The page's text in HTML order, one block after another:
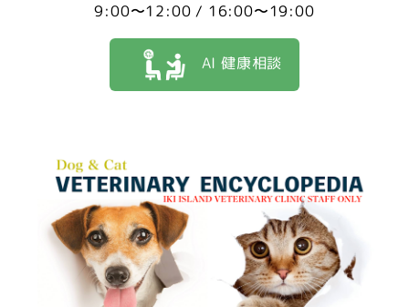
9:00〜12:00 / 16:00〜19:00
AI 健康相談